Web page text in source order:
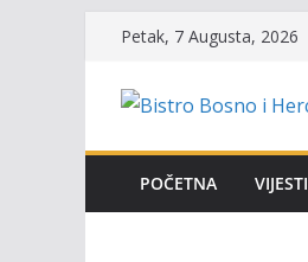
content
Petak, 7 Augusta, 2026
POČETNA VIJESTI